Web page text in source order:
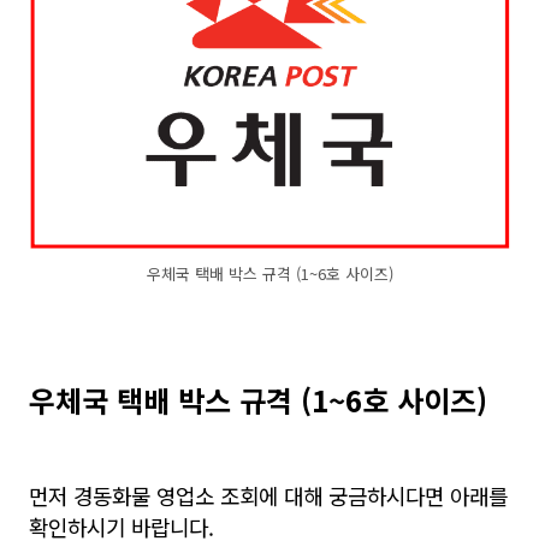
우체국 택배 박스 규격 (1~6호 사이즈)
우체국 택배 박스 규격 (1~6호 사이즈)
먼저 경동화물 영업소 조회에 대해 궁금하시다면 아래를
확인하시기 바랍니다.